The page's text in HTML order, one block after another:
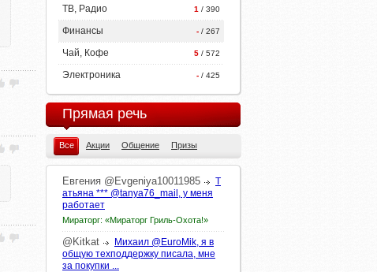
1 / 390
ТВ, Радио
- / 267
Финансы
5 / 572
Чай, Кофе
- / 425
Электроника
Прямая речь
Все Акции Общение Призы
Евгения @Evgeniya10011985
Т
атьяна *** @tanya76_mail, у меня
работает
Мираторг: «Мираторг Гриль-Охота!»
@Kitkat
Михаил @EuroMik, я в
общую техподдержку писала, мне
за покупки ...